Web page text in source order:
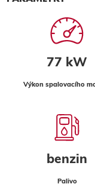
77 kW
Výkon spalovacího
benzin
Palivo